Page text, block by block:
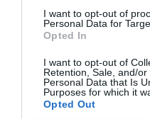
I want to opt-out of
Personal Data for
Opted In
I want to opt-out of
Retention, Sale, and/
Personal Data that Is
Purposes for which it
Opted Out
ΡΟΗ ΕΙΔΗΣΕΩΝ